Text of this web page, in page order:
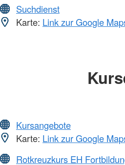
Suchdienst
Karte: Link zur Google
Kursangebote
Karte: Link zur Google
Rotkreuzkurs EH